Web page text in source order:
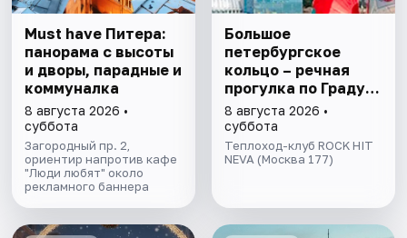
Must have Питера:
панорама с высоты
и дворы, парадные и
коммуналка
8 августа 2026 •
суббота
Загородный пр. 2,
ориентир напротив кафе
"Люди любят" около
рекламного баннера
Большое
петербургское
кольцо – речная
прогулка пo Граду
на Неве с
авторской
экскурсией и живой
музыкой в тёплом
8 августа 2026 •
суббота
Теплоход-клуб ROCK HIT
NEVA (Москва 177)